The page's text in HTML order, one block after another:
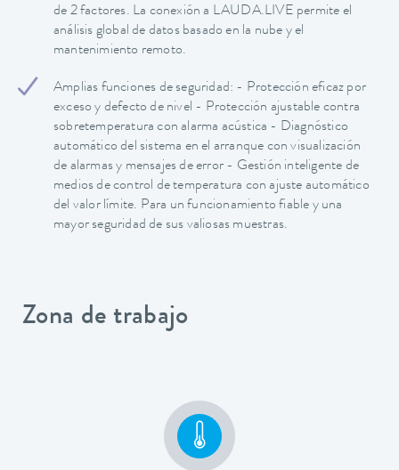
de 2 factores. La conexión a LAUDA.LIVE permite el
análisis global de datos basado en la nube y el
mantenimiento remoto.
Amplias funciones de seguridad: - Protección eficaz por
exceso y defecto de nivel - Protección ajustable contra
sobretemperatura con alarma acústica - Diagnóstico
automático del sistema en el arranque con visualización
de alarmas y mensajes de error - Gestión inteligente de
medios de control de temperatura con ajuste automático
del valor límite. Para un funcionamiento fiable y una
mayor seguridad de sus valiosas muestras.
Zona de trabajo